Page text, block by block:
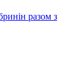
разом з